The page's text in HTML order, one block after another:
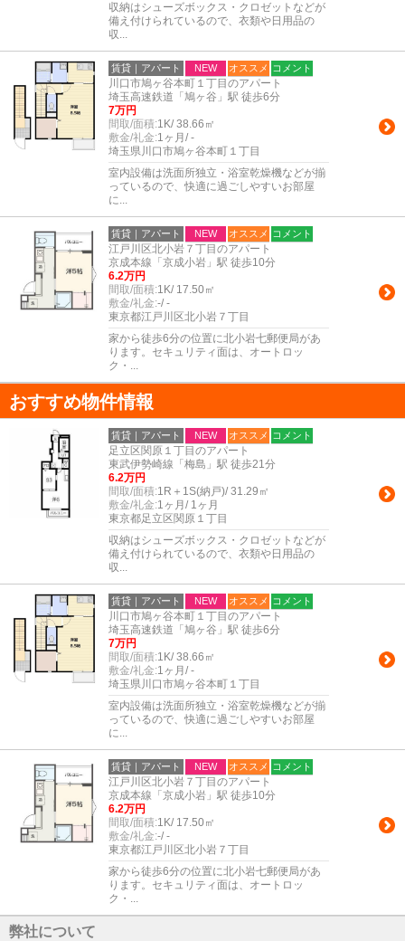
収納はシューズボックス・クロゼットなどが
備え付けられているので、衣類や日用品の
収...
賃貸｜アパート NEW オススメ コメント
川口市鳩ヶ谷本町１丁目のアパート
埼玉高速鉄道「鳩ヶ谷」駅 徒歩6分
7万円
間取/面積:1K/ 38.66㎡
敷金/礼金:1ヶ月/ -
埼玉県川口市鳩ヶ谷本町１丁目
室内設備は洗面所独立・浴室乾燥機などが揃
っているので、快適に過ごしやすいお部屋
に...
賃貸｜アパート NEW オススメ コメント
江戸川区北小岩７丁目のアパート
京成本線「京成小岩」駅 徒歩10分
6.2万円
間取/面積:1K/ 17.50㎡
敷金/礼金:-/ -
東京都江戸川区北小岩７丁目
家から徒歩6分の位置に北小岩七郵便局があ
ります。セキュリティ面は、オートロッ
ク・...
おすすめ物件情報
賃貸｜アパート NEW オススメ コメント
足立区関原１丁目のアパート
東武伊勢崎線「梅島」駅 徒歩21分
6.2万円
間取/面積:1R＋1S(納戸)/ 31.29㎡
敷金/礼金:1ヶ月/ 1ヶ月
東京都足立区関原１丁目
収納はシューズボックス・クロゼットなどが
備え付けられているので、衣類や日用品の
収...
賃貸｜アパート NEW オススメ コメント
川口市鳩ヶ谷本町１丁目のアパート
埼玉高速鉄道「鳩ヶ谷」駅 徒歩6分
7万円
間取/面積:1K/ 38.66㎡
敷金/礼金:1ヶ月/ -
埼玉県川口市鳩ヶ谷本町１丁目
室内設備は洗面所独立・浴室乾燥機などが揃
っているので、快適に過ごしやすいお部屋
に...
賃貸｜アパート NEW オススメ コメント
江戸川区北小岩７丁目のアパート
京成本線「京成小岩」駅 徒歩10分
6.2万円
間取/面積:1K/ 17.50㎡
敷金/礼金:-/ -
東京都江戸川区北小岩７丁目
家から徒歩6分の位置に北小岩七郵便局があ
ります。セキュリティ面は、オートロッ
ク・...
弊社について